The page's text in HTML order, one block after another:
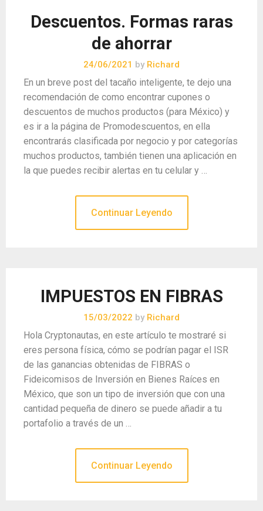
Descuentos. Formas raras
de ahorrar
24/06/2021 by Richard
En un breve post del tacaño inteligente, te dejo una
recomendación de como encontrar cupones o
descuentos de muchos productos (para México) y
es ir a la página de Promodescuentos, en ella
encontrarás clasificada por negocio y por categorías
muchos productos, también tienen una aplicación en
la que puedes recibir alertas en tu celular y …
Continuar Leyendo
IMPUESTOS EN FIBRAS
15/03/2022 by Richard
Hola Cryptonautas, en este artículo te mostraré si
eres persona física, cómo se podrían pagar el ISR
de las ganancias obtenidas de FIBRAS o
Fideicomisos de Inversión en Bienes Raíces en
México, que son un tipo de inversión que con una
cantidad pequeña de dinero se puede añadir a tu
portafolio a través de un …
Continuar Leyendo